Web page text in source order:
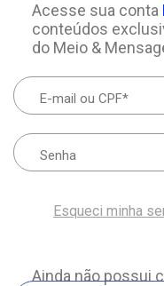
Acesse sua conta
conteúdos
do Meio &
Esqueci minha
Ainda não possui